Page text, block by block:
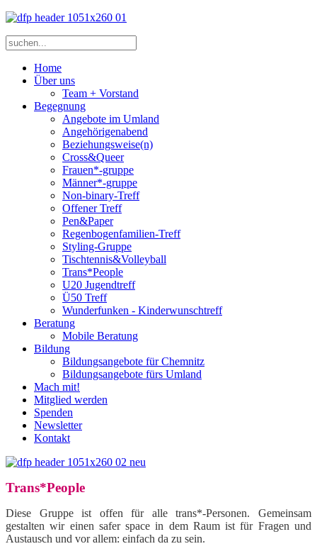
Home
Über uns
Team + Vorstand
Begegnung
Angebote im Umland
Angehörigenabend
Beziehungsweise(n)
Cross&Queer
Frauen*-gruppe
Männer*-gruppe
Non-binary-Treff
Offener Treff
Pen&Paper
Regenbogenfamilien-Treff
Styling-Gruppe
Tischtennis&Volleyball
Trans*People
U20 Jugendtreff
Ü50 Treff
Wunderfunken - Kinderwunschtreff
Beratung
Mobile Beratung
Bildung
Bildungsangebote für Chemnitz
Bildungsangebote fürs Umland
Mach mit!
Mitglied werden
Spenden
Newsletter
Kontakt
Trans*People
Diese Gruppe ist offen für alle trans*-Personen. Gemeinsam
gestalten wir einen safer space in dem Raum ist für Fragen und
Austausch und vor allem: einfach da zu sein.